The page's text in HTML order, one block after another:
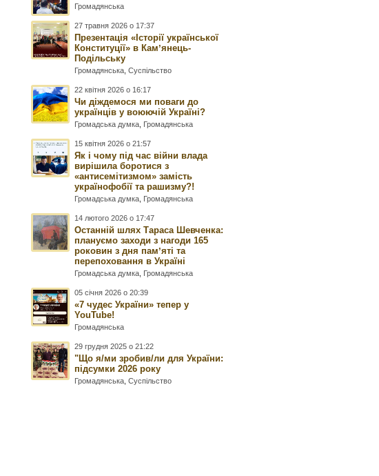
Громадянська
27 травня 2026 о 17:37
Презентація «Історії української
Конституції» в Камʼянець-
Подільську
Громадянська ,Суспільство
22 квітня 2026 о 16:17
Чи діждемося ми поваги до
українців у воюючій Україні?
Громадська думка Громадянська
15 квітня 2026 о 21:57
Як і чому під час війни влада
вирішила боротися з
«антисемітизмом» замість
українофобії та рашизму?!
Громадська думка Громадянська
14 лютого 2026 о 17:47
Останній шлях Тараса Шевченка:
плануємо заходи з нагоди 165
роковин з дня памʼяті та
перепоховання в Україні
Громадська думка Громадянська
05 січня 2026 о 20:39
«7 чудес України» тепер у
YouTube!
Громадянська
29 грудня 2025 о 21:22
"Що я/ми зробив/ли для України:
підсумки 2026 року
Громадянська ,Суспільство